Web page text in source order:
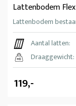
Lattenbodem
Lattenbodem
Aantal latten:
Draaggewicht:
119,-